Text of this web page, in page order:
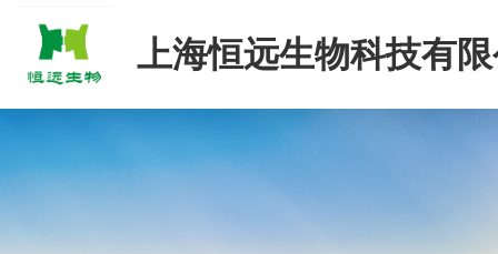
上海恒远生物科技有